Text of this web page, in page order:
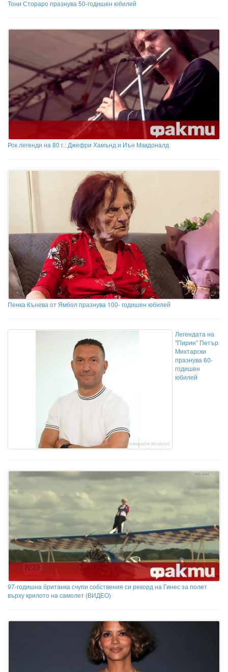
Тони Стораро празнува 50-годишен юбилей
Рок легенди на 80 г.: Джефри Хамънд и Иън Макдоналд
Пенка Кънева от Ямбол празнува 100- годишен юбилей
Легендата на
"Пирин" Петър
Михтарски
празнува 60-
годишен
юбилей
97-годишна британка счупи собствения си рекорд на Гинес за полет
върху крилото на самолет (ВИДЕО)